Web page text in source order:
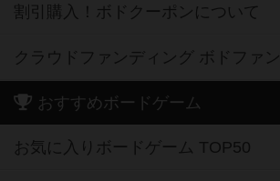
割引購入！ボドクーポンについて
クラウドファンディング ボドファン
おすすめボードゲーム
お気に入りボードゲーム TOP50